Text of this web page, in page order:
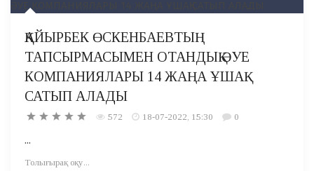
ҚАЙЫРБЕК ӨСКЕНБАЕВТЫҢ
ТАПСЫРМАСЫМЕН ОТАНДЫҚ ӘУЕ
КОМПАНИЯЛАРЫ 14 ЖАҢА ҰШАҚ
САТЫП АЛАДЫ
572 18-07-2022, 15:30 0
...
Толығырақ оқу...